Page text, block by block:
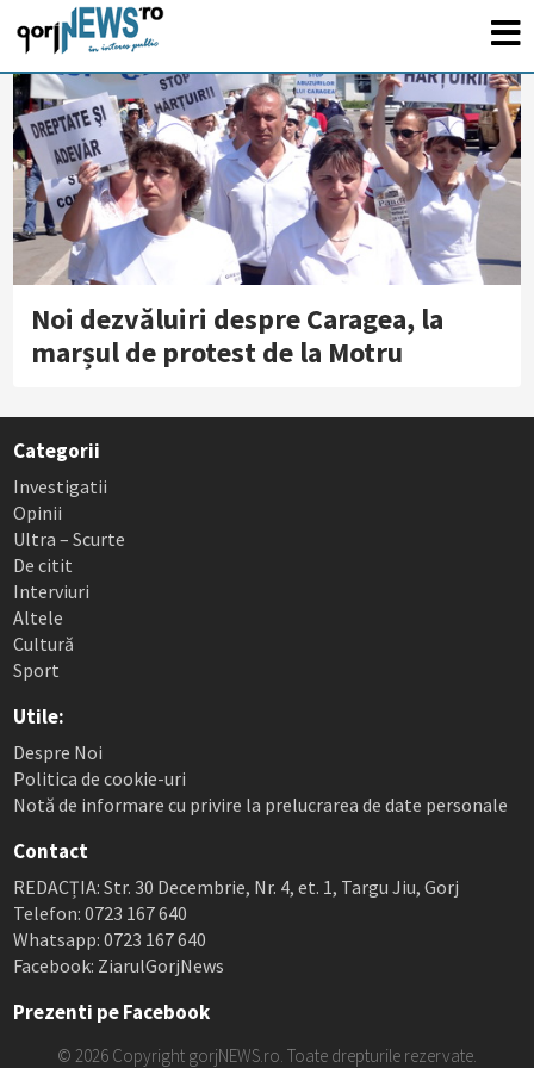
Noi dezvăluiri despre Caragea, la
marșul de protest de la Motru
Categorii
Investigatii
Opinii
Ultra – Scurte
De citit
Interviuri
Altele
Cultură
Sport
Utile:
Despre Noi
Politica de cookie-uri
Notă de informare cu privire la prelucrarea de date personale
Contact
REDACȚIA: Str. 30 Decembrie, Nr. 4, et. 1, Targu Jiu, Gorj
Telefon: 0723 167 640
Whatsapp: 0723 167 640
Facebook: ZiarulGorjNews
Prezenti pe Facebook
© 2026 Copyright gorjNEWS.ro. Toate drepturile rezervate.